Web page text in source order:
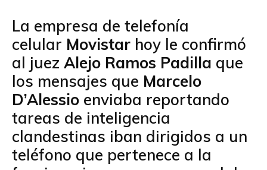
La empresa de telefonía
celular Movistar hoy le confirmó
al juez Alejo Ramos Padilla que
los mensajes que Marcelo
D’Alessio enviaba reportando
tareas de inteligencia
clandestinas iban dirigidos a un
teléfono que pertenece a la